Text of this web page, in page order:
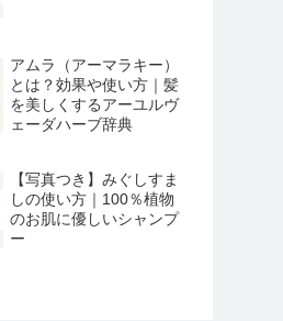
アムラ（アーマラキー）
とは？効果や使い方｜髪
を美しくするアーユルヴ
ェーダハーブ辞典
【写真つき】みぐしすま
しの使い方｜100％植物
のお肌に優しいシャンプ
ー